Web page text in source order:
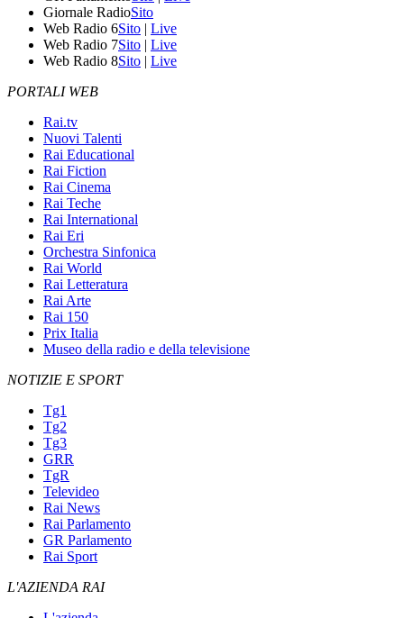
Giornale RadioSito
Web Radio 6Sito | Live
Web Radio 7Sito | Live
Web Radio 8Sito | Live
PORTALI WEB
Rai.tv
Nuovi Talenti
Rai Educational
Rai Fiction
Rai Cinema
Rai Teche
Rai International
Rai Eri
Orchestra Sinfonica
Rai World
Rai Letteratura
Rai Arte
Rai 150
Prix Italia
Museo della radio e della televisione
NOTIZIE E SPORT
Tg1
Tg2
Tg3
GRR
TgR
Televideo
Rai News
Rai Parlamento
GR Parlamento
Rai Sport
L'AZIENDA RAI